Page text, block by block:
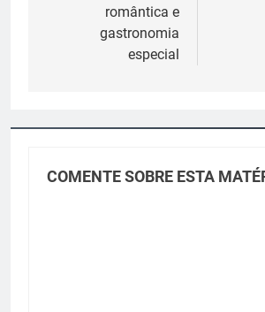
romântica e
gastronomia
especial
COMENTE SOBRE ESTA